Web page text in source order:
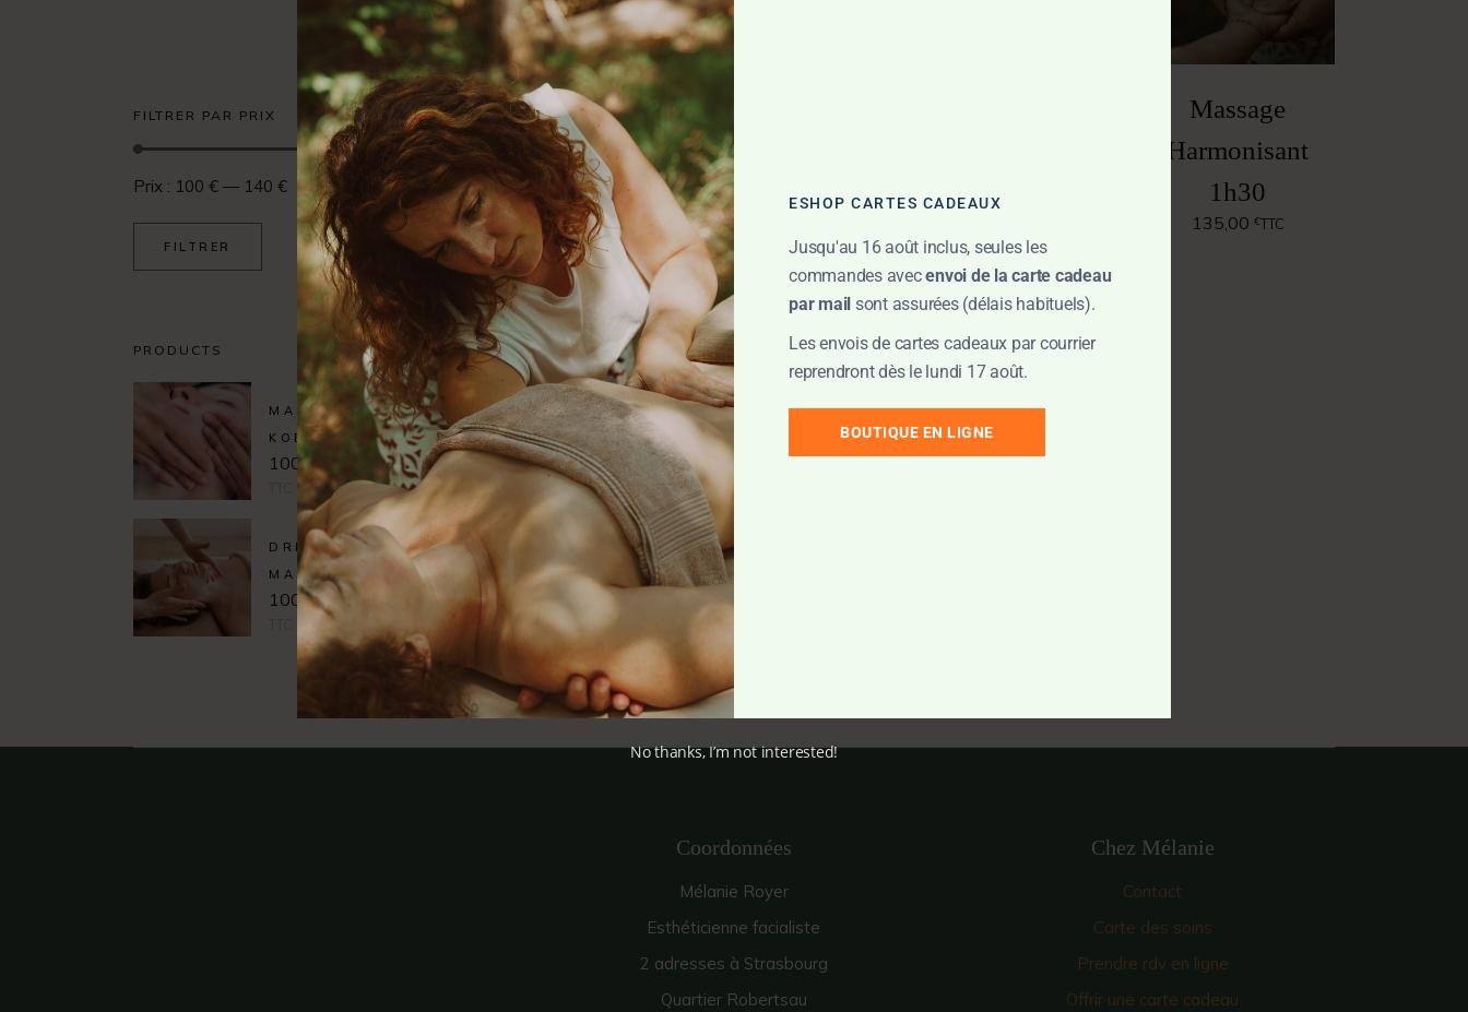
Massage
Harmonisant 1h
100,00€TTC
1h15
Massage
Harmonisant
1h30
135,00 €TTC
FILTRER PAR PRIX
FILTRER
Prix : 100 € — 140 €
PRODUCTS
MASSAGE
KOBIDO 60'
100,00
DREAM
MASSAGE 60'
100,00
Coordonnées
Mélanie Royer
Esthéticienne facialiste
2 adresses à Strasbourg
Quartier Robertsau
Chez Mélanie
Contact
Carte des soins
Prendre rdv en ligne
Offrir une carte cadeau
ESHOP CARTES CADEAUX
Jusqu'au 16 août inclus, seules les
commandes avecenvoi de la carte cadeau
par mail sont assurées (délais habituels).
Les envois de cartes cadeaux par courrier
reprendront dès le lundi 17 août.
BOUTIQUE EN LIGNE
No thanks, I’m not interested!